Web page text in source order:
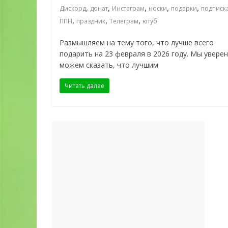
Дискорд, донат, Инстаграм, носки, подарки,
ППН, праздник, Телеграм, ютуб
Размышляем на тему того, что лучше всего
подарить на 23 февраля в 2026 году. Мы
можем сказать, что лучшим
Читать далее